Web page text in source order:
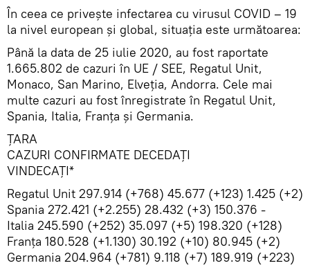
În ceea ce priveşte infectarea cu virusul COVID – 19
la nivel european și global, situaţia este următoarea:
Până la data de 25 iulie 2020, au fost raportate
1.665.802 de cazuri în UE / SEE, Regatul Unit,
Monaco, San Marino, Elveția, Andorra. Cele mai
multe cazuri au fost înregistrate în Regatul Unit,
Spania, Italia, Franţa și Germania.
ŢARA
CAZURI CONFIRMATE DECEDAȚI
VINDECAŢI*
Regatul Unit 297.914 (+768) 45.677 (+123) 1.425 (+2)
Spania 272.421 (+2.255) 28.432 (+3) 150.376 -
Italia 245.590 (+252) 35.097 (+5) 198.320 (+128)
Franţa 180.528 (+1.130) 30.192 (+10) 80.945 (+2)
Germania 204.964 (+781) 9.118 (+7) 189.919 (+223)